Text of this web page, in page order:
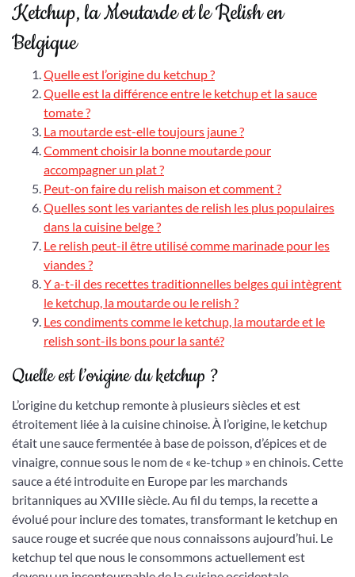
Ketchup, la Moutarde et le Relish en
Belgique
Quelle est l’origine du ketchup ?
Quelle est la différence entre le ketchup et la sauce
tomate ?
La moutarde est-elle toujours jaune ?
Comment choisir la bonne moutarde pour
accompagner un plat ?
Peut-on faire du relish maison et comment ?
Quelles sont les variantes de relish les plus populaires
dans la cuisine belge ?
Le relish peut-il être utilisé comme marinade pour les
viandes ?
Y a-t-il des recettes traditionnelles belges qui intègrent
le ketchup, la moutarde ou le relish ?
Les condiments comme le ketchup, la moutarde et le
relish sont-ils bons pour la santé?
Quelle est l’origine du ketchup ?
L’origine du ketchup remonte à plusieurs siècles et est
étroitement liée à la cuisine chinoise. À l’origine, le ketchup
était une sauce fermentée à base de poisson, d’épices et de
vinaigre, connue sous le nom de « ke-tchup » en chinois. Cette
sauce a été introduite en Europe par les marchands
britanniques au XVIIIe siècle. Au fil du temps, la recette a
évolué pour inclure des tomates, transformant le ketchup en
sauce rouge et sucrée que nous connaissons aujourd’hui. Le
ketchup tel que nous le consommons actuellement est